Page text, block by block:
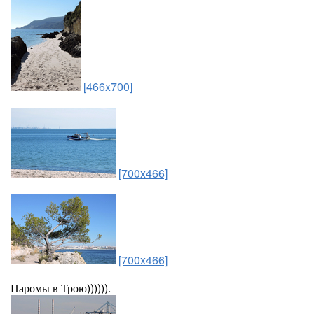
[466x700]
[700x466]
[700x466]
Паромы в Трою)))))).